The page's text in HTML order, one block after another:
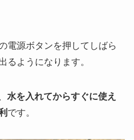
電源ボタンを押してしばら
るようになります。
水を入れてからすぐに使え
です。